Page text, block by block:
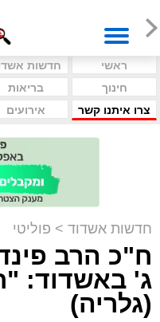
ראשי חדשות
חינוך
בריאות
צרו איתנו קשר
אירועים
חדשות אשדוד > פוליטי
ח"כ הרב
ג' באשדוד:
(גלריה)